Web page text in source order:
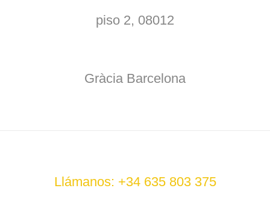
piso 2, 08012
Gràcia Barcelona
Llámanos: +34 635 803 375